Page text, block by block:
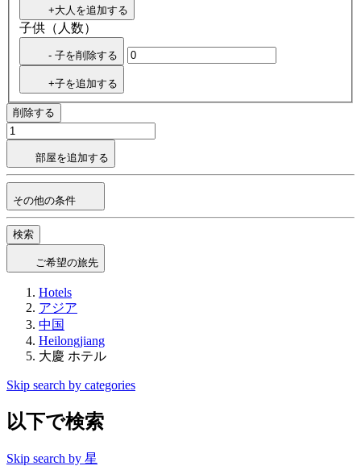
+大人を追加する
子供（人数）
- 子を削除する
+子を追加する
削除する
部屋を追加する
その他の条件
検索
ご希望の旅先
Hotels
アジア
中国
Heilongjiang
大慶 ホテル
Skip search by categories
以下で検索
Skip search by 星